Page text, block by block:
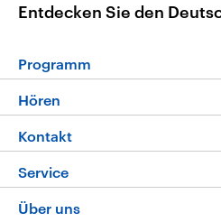
Entdecken Sie den
Programm
Programm
Die Nachrichten
Nachrichtenleicht
Neue Beiträge auf
Hören
Livestream
Podcasts
Deutschlandfunk App
Kontakt
Hörerservice
Service
FAQ
Über uns